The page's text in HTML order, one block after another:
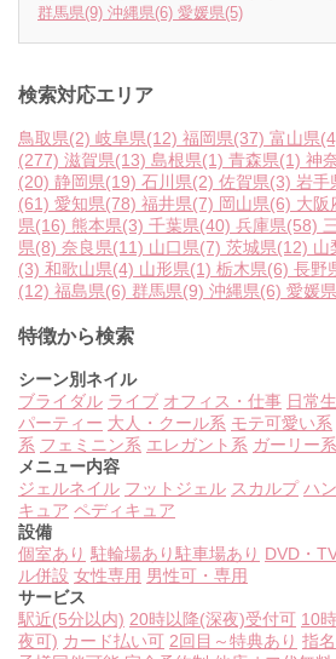
群馬県(9) 沖縄県(6) 愛媛県(5)
検索対応エリア
鳥取県(2) 岐阜県(12) 福岡県(37) 富山県
(277) 滋賀県(13) 島根県(1) 青森県(1) 神
(20) 静岡県(19) 石川県(2) 佐賀県(3) 岩手
(61) 愛知県(78) 福井県(7) 岡山県(6) 大阪
県(16) 熊本県(3) 千葉県(40) 兵庫県(58)
県(8) 奈良県(11) 山口県(7) 茨城県(12) 山
(3) 和歌山県(4) 山形県(1) 栃木県(6) 長野
(12) 福島県(6) 群馬県(9) 沖縄県(6) 愛媛県
特徴から検索
シーン別ネイル
ブライダル ライブ オフィス・仕事 日常
パーティー 大人・クール系 モテ可愛い系
系 フェミニン系 エレガント系 ガーリー系
メニュー内容
ジェルネイル フットジェル スカルプ ハ
キュア ペディキュア
設備
個室あり 駐輪場あり駐車場あり DVD・
ル併設 女性専用 男性可・専用
サービス
駅近(5分以内) 20時以降(深夜)受付可 10
夜可) カード払い可 2回目～特典あり 指